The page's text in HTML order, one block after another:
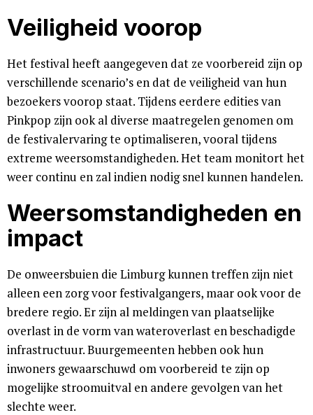
Veiligheid voorop
Het festival heeft aangegeven dat ze voorbereid zijn op
verschillende scenario’s en dat de veiligheid van hun
bezoekers voorop staat. Tijdens eerdere edities van
Pinkpop zijn ook al diverse maatregelen genomen om
de festivalervaring te optimaliseren, vooral tijdens
extreme weersomstandigheden. Het team monitort het
weer continu en zal indien nodig snel kunnen handelen.
Weersomstandigheden en
impact
De onweersbuien die Limburg kunnen treffen zijn niet
alleen een zorg voor festivalgangers, maar ook voor de
bredere regio. Er zijn al meldingen van plaatselijke
overlast in de vorm van wateroverlast en beschadigde
infrastructuur. Buurgemeenten hebben ook hun
inwoners gewaarschuwd om voorbereid te zijn op
mogelijke stroomuitval en andere gevolgen van het
slechte weer.